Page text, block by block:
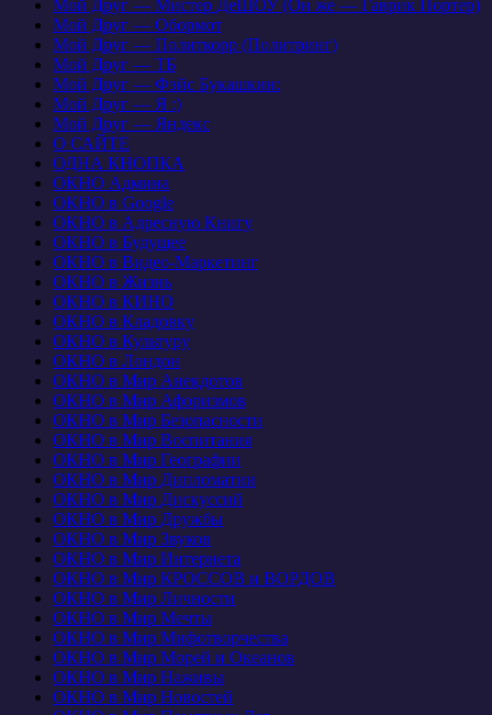
Мой Друг — Мистер ДеШОУ (Он же — Гаврик Портер)
Мой Друг — Обормот
Мой Друг — Политкорр (Политринг)
Мой Друг — ТБ
Мой Друг — Фэйс Букашкин:
Мой Друг — Я :)
Мой Друг — Яндекс
О САЙТЕ
ОДНА КНОПКА
ОКНО Админа
ОКНО в Google
ОКНО в Адресную Книгу
ОКНО в Будущее
ОКНО в Видео-Маркетинг
ОКНО в Жизнь
ОКНО в КИНО
ОКНО в Кладовку
ОКНО в Культуру
ОКНО в Лондон
ОКНО в Мир Анекдотов
ОКНО в Мир Афоризмов
ОКНО в Мир Безопасности
ОКНО в Мир Воспитания
ОКНО в Мир Географии
ОКНО в Мир Дипломатии
ОКНО в Мир Дискуссий
ОКНО в Мир Дружбы
ОКНО в Мир Звуков
ОКНО в Мир Интернета
ОКНО в Мир КРОССОВ и ВОРДОВ
ОКНО в Мир Личности
ОКНО в Мир Мечты
ОКНО в Мир Мифотворчества
ОКНО в Мир Морей и Океанов
ОКНО в Мир Наживы
ОКНО в Мир Новостей